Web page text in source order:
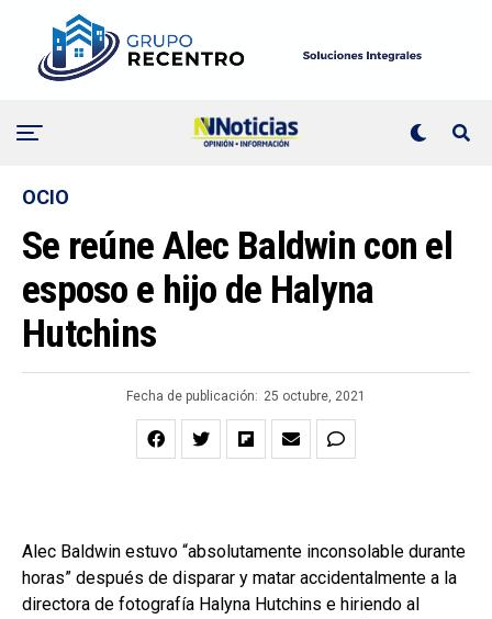
OCIO
Se reúne Alec Baldwin con el
esposo e hijo de Halyna
Hutchins
Fecha de publicación: 25 octubre, 2021
Alec Baldwin estuvo “absolutamente inconsolable durante
horas” después de disparar y matar accidentalmente a la
directora de fotografía Halyna Hutchins e hiriendo al